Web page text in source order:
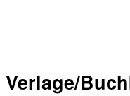
Verlage/